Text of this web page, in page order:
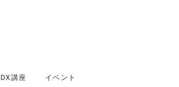
DX講座 イベント